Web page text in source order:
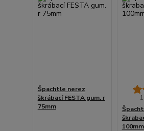
Špachtle nerez
škrábací FESTA gum. r
75mm
100mm